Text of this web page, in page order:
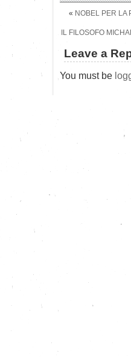
« NOBEL PER LA
IL FILOSOFO
Leave a
You must be